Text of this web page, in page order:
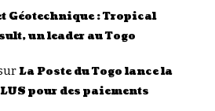
Géotechnique : Tropical
un leader au Togo
La Poste du Togo lance la
pour des paiements